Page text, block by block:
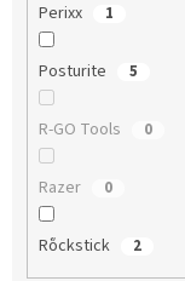
Perixx 1
Posturite 5
R-GO Tools 0
Razer 0
Rὅckstick 2